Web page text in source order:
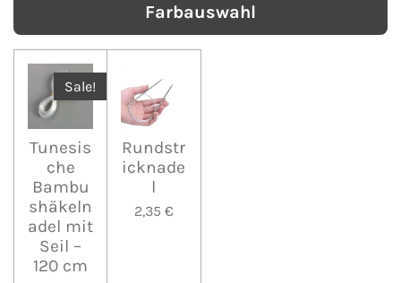
Farbauswahl
Sale!
Tunesis
che
Bambu
shäkeln
adel mit
Seil –
120 cm
Rundstr
icknade
l
2,35 €